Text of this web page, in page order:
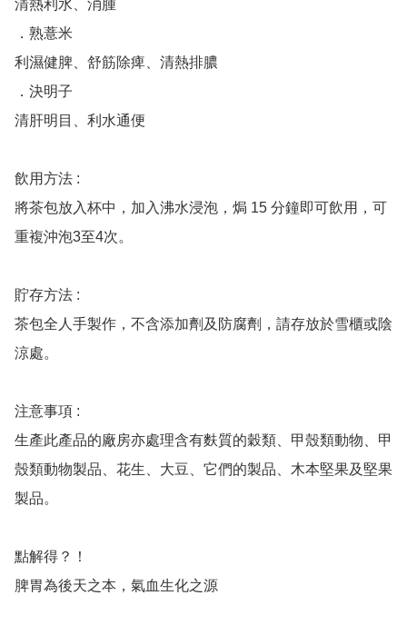
清熱利水、消腫
．熟薏米
利濕健脾、舒筋除痺、清熱排膿
．決明子
清肝明目、利水通便
飲用方法 :
將茶包放入杯中，加入沸水浸泡，焗 15 分鐘即可飲用，可
重複沖泡3至4次。
貯存方法 :
茶包全人手製作，不含添加劑及防腐劑，請存放於雪櫃或陰
涼處。
注意事項 :
生產此產品的廠房亦處理含有麩質的穀類、甲殼類動物、甲
殼類動物製品、花生、大豆、它們的製品、木本堅果及堅果
製品。
點解得？！
脾胃為後天之本，氣血生化之源